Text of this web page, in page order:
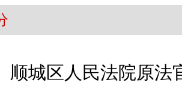
顺城区人民法院原法